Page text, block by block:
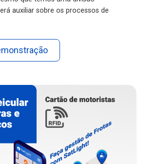
auxiliar sobre os processos de